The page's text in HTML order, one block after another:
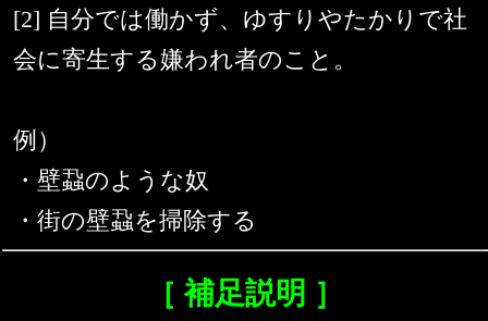
[2] 自分では働かず、ゆすりやたかりで社
会に寄生する嫌われ者のこと。
例）
・壁蝨のような奴
・街の壁蝨を掃除する
［ 補足説明 ］